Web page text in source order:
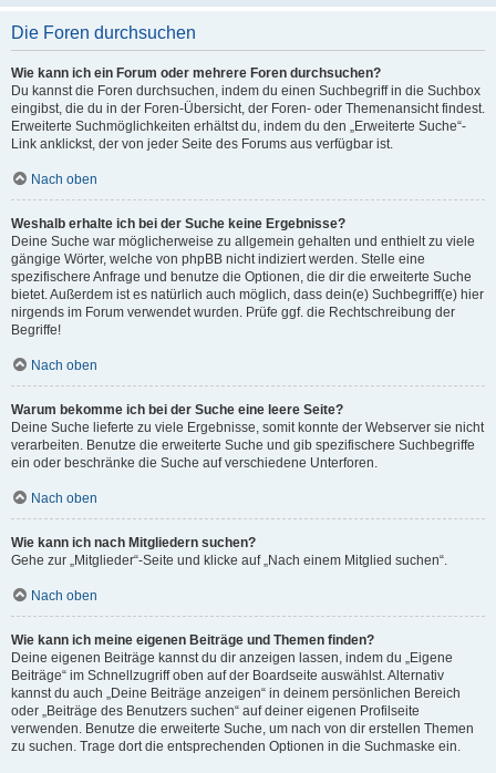
Die Foren durchsuchen
Wie kann ich ein Forum oder mehrere Foren durchsuchen?
Du kannst die Foren durchsuchen, indem du einen Suchbegriff in die Suchbox
eingibst, die du in der Foren-Übersicht, der Foren- oder Themenansicht findest.
Erweiterte Suchmöglichkeiten erhältst du, indem du den „Erweiterte Suche“-
Link anklickst, der von jeder Seite des Forums aus verfügbar ist.
Nach oben
Weshalb erhalte ich bei der Suche keine Ergebnisse?
Deine Suche war möglicherweise zu allgemein gehalten und enthielt zu viele
gängige Wörter, welche von phpBB nicht indiziert werden. Stelle eine
spezifischere Anfrage und benutze die Optionen, die dir die erweiterte Suche
bietet. Außerdem ist es natürlich auch möglich, dass dein(e) Suchbegriff(e) hier
nirgends im Forum verwendet wurden. Prüfe ggf. die Rechtschreibung der
Begriffe!
Nach oben
Warum bekomme ich bei der Suche eine leere Seite?
Deine Suche lieferte zu viele Ergebnisse, somit konnte der Webserver sie nicht
verarbeiten. Benutze die erweiterte Suche und gib spezifischere Suchbegriffe
ein oder beschränke die Suche auf verschiedene Unterforen.
Nach oben
Wie kann ich nach Mitgliedern suchen?
Gehe zur „Mitglieder“-Seite und klicke auf „Nach einem Mitglied suchen“.
Nach oben
Wie kann ich meine eigenen Beiträge und Themen finden?
Deine eigenen Beiträge kannst du dir anzeigen lassen, indem du „Eigene
Beiträge“ im Schnellzugriff oben auf der Boardseite auswählst. Alternativ
kannst du auch „Deine Beiträge anzeigen“ in deinem persönlichen Bereich
oder „Beiträge des Benutzers suchen“ auf deiner eigenen Profilseite
verwenden. Benutze die erweiterte Suche, um nach von dir erstellen Themen
zu suchen. Trage dort die entsprechenden Optionen in die Suchmaske ein.